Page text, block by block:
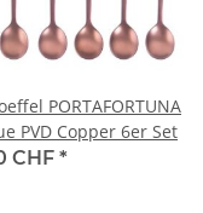
PORTAFORTUNA
PVD Copper 6er Set
CHF *